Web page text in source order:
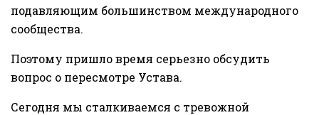
подавляющим большинством международного
сообщества.
Поэтому пришло время серьезно обсудить
вопрос о пересмотре Устава.
Сегодня мы сталкиваемся с тревожной